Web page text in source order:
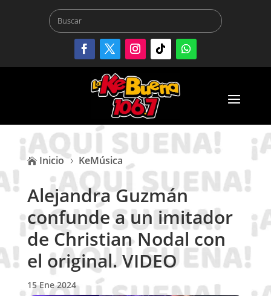
 Inicio 5 KeMúsica
Alejandra Guzmán
confunde a un imitador
de Christian Nodal con
el original. VIDEO
15 Ene 2024